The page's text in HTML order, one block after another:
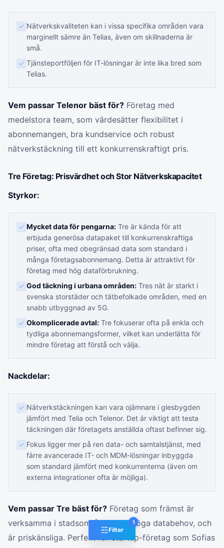
Filter
1
Nätverkskvaliteten kan i vissa specifika områden vara
marginellt sämre än Telias, även om skillnaderna är
små.
Tjänsteportföljen för IT-lösningar är inte lika bred som
Telias.
Vem passar Telenor bäst för? Företag med
medelstora team, som värdesätter flexibilitet i
abonnemangen, bra kundservice och robust
nätverkstäckning till ett konkurrenskraftigt pris.
Tre Företag: Prisvärdhet och Stor Nätverkskapacitet
Styrkor:
Mycket data för pengarna: Tre är kända för att
erbjuda generösa datapaket till konkurrenskraftiga
priser, ofta med obegränsad data som standard i
många företagsabonnemang. Detta är attraktivt för
företag med hög dataförbrukning.
God täckning i urbana områden: Tres nät är starkt i
svenska storstäder och tätbefolkade områden, med en
snabb utbyggnad av 5G.
Okomplicerade avtal: Tre fokuserar ofta på enkla och
tydliga abonnemangsformer, vilket kan underlätta för
mindre företag att förstå och välja.
Nackdelar:
Nätverkstäckningen kan vara ojämnare i glesbygden
jämfört med Telia och Telenor. Det är viktigt att testa
täckningen där företagets anställda oftast befinner sig.
Fokus ligger mer på ren data- och samtalstjänst, med
färre avancerade IT- och MDM-lösningar inbyggda
som standard jämfört med konkurrenterna (även om
externa integrationer ofta är möjliga).
Vem passar Tre bäst för? Företag som främst är
verksamma i stadsområden, har höga databehov, och
är priskänsliga. Perfekt för startup-företag som Sofias